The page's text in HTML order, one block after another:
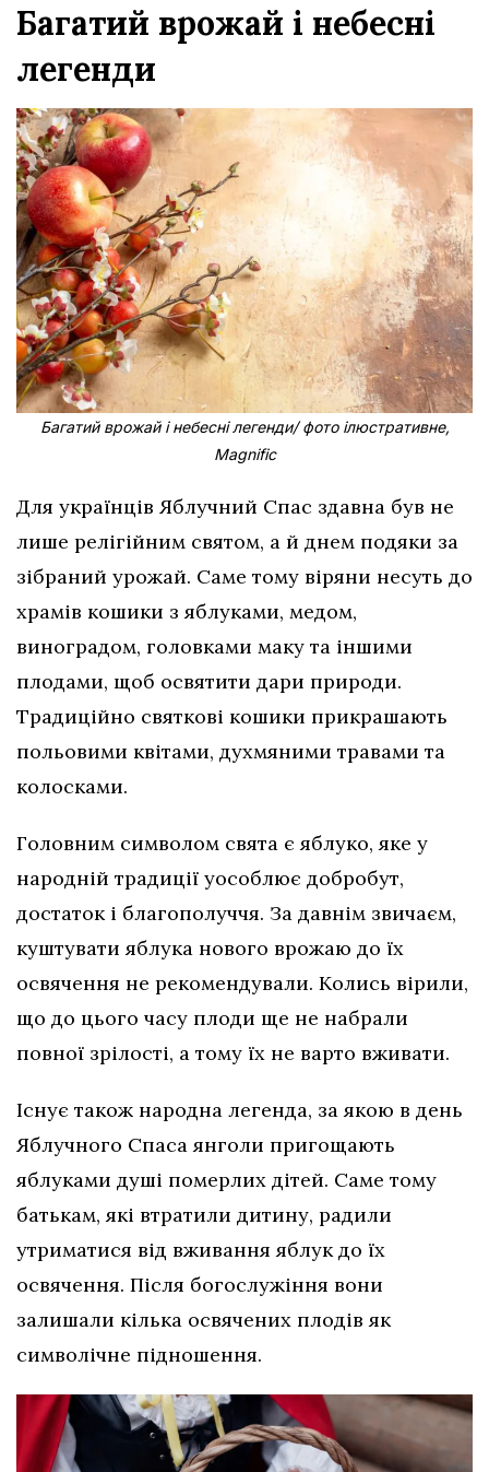
Багатий врожай і небесні
легенди
Багатий врожай і небесні легенди/ фото ілюстративне,
Magnific
Для українців Яблучний Спас здавна був не
лише релігійним святом, а й днем подяки за
зібраний урожай. Саме тому віряни несуть до
храмів кошики з яблуками, медом,
виноградом, головками маку та іншими
плодами, щоб освятити дари природи.
Традиційно святкові кошики прикрашають
польовими квітами, духмяними травами та
колосками.
Головним символом свята є яблуко, яке у
народній традиції уособлює добробут,
достаток і благополуччя. За давнім звичаєм,
куштувати яблука нового врожаю до їх
освячення не рекомендували. Колись вірили,
що до цього часу плоди ще не набрали
повної зрілості, а тому їх не варто вживати.
Існує також народна легенда, за якою в день
Яблучного Спаса янголи пригощають
яблуками душі померлих дітей. Саме тому
батькам, які втратили дитину, радили
утриматися від вживання яблук до їх
освячення. Після богослужіння вони
залишали кілька освячених плодів як
символічне підношення.